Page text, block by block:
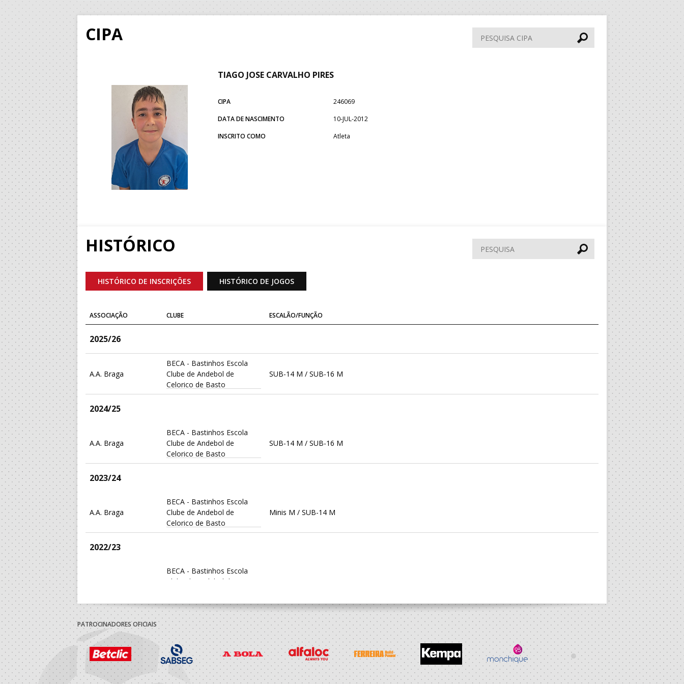
CIPA
Pesquisa
CIPA
TIAGO JOSE CARVALHO PIRES
CIPA
246069
DATA DE NASCIMENTO
10-JUL-2012
INSCRITO COMO
Atleta
HISTÓRICO Pesquisar
HISTÓRICO DE INSCRIÇÕES HISTÓRICO DE JOGOS
ASSOCIAÇÃO CLUBE ESCALÃO/FUNÇÃO
2025/26
A.A. Braga
BECA - Bastinhos Escola
Clube de Andebol de
Celorico de Basto
SUB-14 M / SUB-16 M
2024/25
A.A. Braga
BECA - Bastinhos Escola
Clube de Andebol de
Celorico de Basto
SUB-14 M / SUB-16 M
2023/24
A.A. Braga
BECA - Bastinhos Escola
Clube de Andebol de
Celorico de Basto
Minis M / SUB-14 M
2022/23
BECA - Bastinhos Escola
Clube de Andebol de
PATROCINADORES OFICIAIS